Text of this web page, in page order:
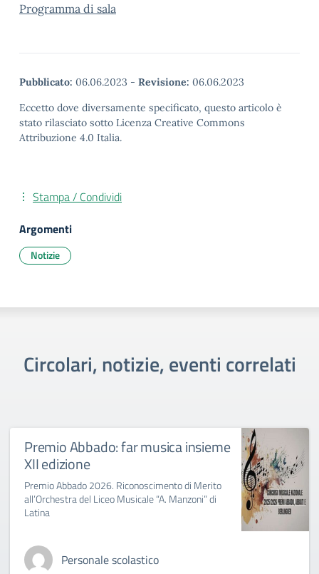
Programma di sala
Pubblicato: 06.06.2023 - Revisione: 06.06.2023
Eccetto dove diversamente specificato, questo articolo è
stato rilasciato sotto Licenza Creative Commons
Attribuzione 4.0 Italia.
Stampa / Condividi
Argomenti
Notizie
Circolari, notizie, eventi correlati
Premio Abbado: far musica insieme
XII edizione
Premio Abbado 2026. Riconoscimento di Merito
all’Orchestra del Liceo Musicale “A. Manzoni” di
Latina
Personale scolastico